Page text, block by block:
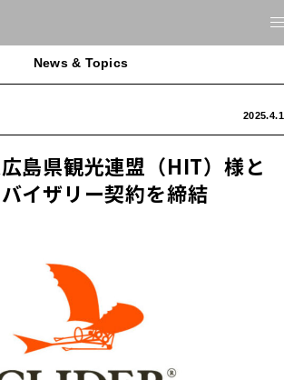
News & Topics
2025.4.1
島県観光連盟（HIT）様と
イザリー契約を締結